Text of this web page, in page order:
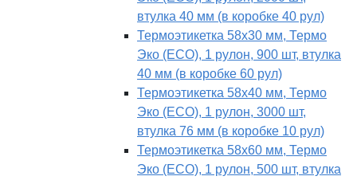
втулка 40 мм (в коробке 40 рул)
Термоэтикетка 58х30 мм, Термо
Эко (ECO), 1 рулон, 900 шт, втулка
40 мм (в коробке 60 рул)
Термоэтикетка 58х40 мм, Термо
Эко (ECO), 1 рулон, 3000 шт,
втулка 76 мм (в коробке 10 рул)
Термоэтикетка 58х60 мм, Термо
Эко (ECO), 1 рулон, 500 шт, втулка